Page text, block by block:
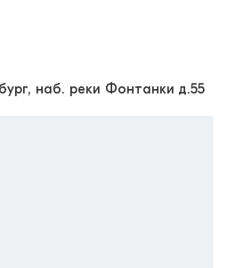
наб. реки Фонтанки д.55